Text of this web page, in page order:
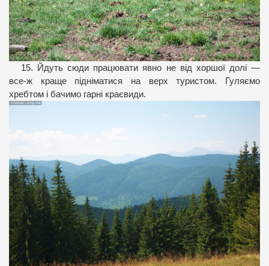
15. Йдуть сюди працювати явно не від хоршої долі —
все-ж краще підніматися на верх туристом. Гуляємо
хребтом і бачимо гарні краєвиди.